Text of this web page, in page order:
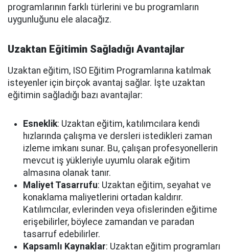
programlarının farklı türlerini ve bu programların
uygunluğunu ele alacağız.
Uzaktan Eğitimin Sağladığı Avantajlar
Uzaktan eğitim, ISO Eğitim Programlarına katılmak
isteyenler için birçok avantaj sağlar. İşte uzaktan
eğitimin sağladığı bazı avantajlar:
Esneklik: Uzaktan eğitim, katılımcılara kendi
hızlarında çalışma ve dersleri istedikleri zaman
izleme imkanı sunar. Bu, çalışan profesyonellerin
mevcut iş yükleriyle uyumlu olarak eğitim
almasına olanak tanır.
Maliyet Tasarrufu: Uzaktan eğitim, seyahat ve
konaklama maliyetlerini ortadan kaldırır.
Katılımcılar, evlerinden veya ofislerinden eğitime
erişebilirler, böylece zamandan ve paradan
tasarruf edebilirler.
Kapsamlı Kaynaklar: Uzaktan eğitim programları